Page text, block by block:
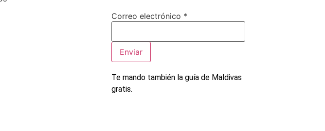
electrónico
Correo
Correo electrónico *
Enviar
Te mando también la guía de Maldivas
gratis.